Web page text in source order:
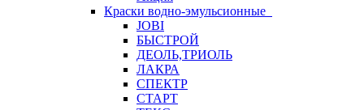
Краски водно-эмульсионные
JOBI
БЫСТРОЙ
ДЕОЛЬ,ТРИОЛЬ
ЛАКРА
СПЕКТР
СТАРТ